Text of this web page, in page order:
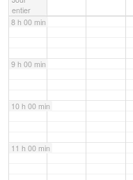
entier
8 h 00 min
9 h 00 min
10 h 00 min
11 h 00 min